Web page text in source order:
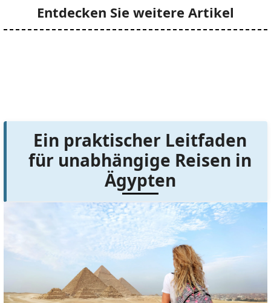
Entdecken Sie weitere Artikel
Ein praktischer Leitfaden
für unabhängige Reisen in
Ägypten